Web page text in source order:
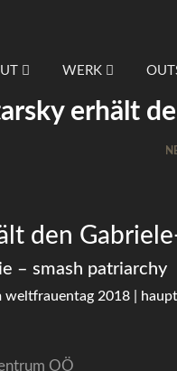
WERK
erhält
den
– smash patriarchy
2018 |
OÖ